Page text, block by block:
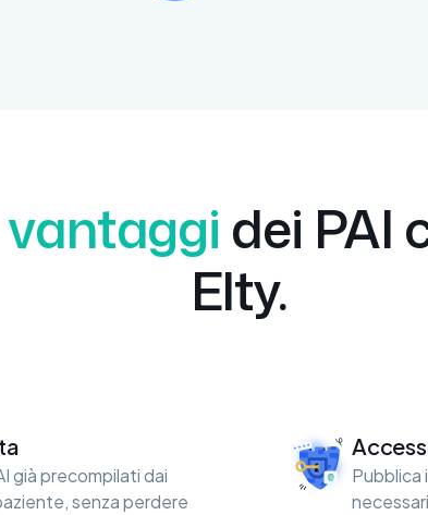
vantaggi dei PAI
Elty.
già precompilati dai
senza perdere
Pubblica